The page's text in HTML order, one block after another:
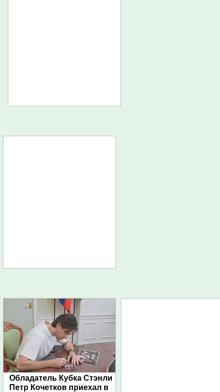
Обладатель Кубка Стэнли
Петр Кочетков приехал в